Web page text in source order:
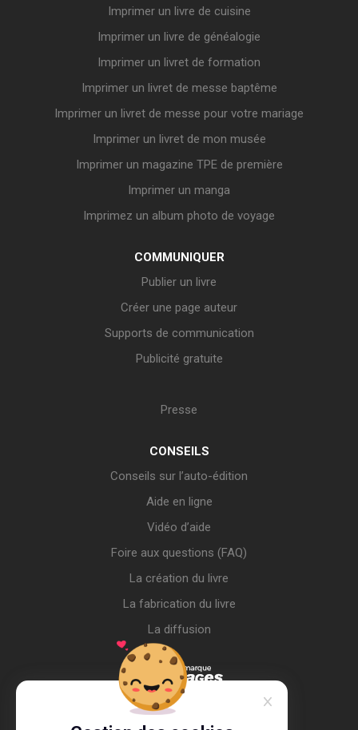
Imprimer un livre de cuisine
Imprimer un livre de généalogie
Imprimer un livret de formation
Imprimer un livret de messe baptême
Imprimer un livret de messe pour votre mariage
Imprimer un livret de mon musée
Imprimer un magazine TPE de première
Imprimer un manga
Imprimez un album photo de voyage
COMMUNIQUER
Publier un livre
Créer une page auteur
Supports de communication
Publicité gratuite
Presse
CONSEILS
Conseils sur l’auto-édition
Aide en ligne
Vidéo d’aide
Foire aux questions (FAQ)
La création du livre
La fabrication du livre
La diffusion